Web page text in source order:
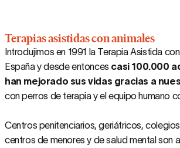
Terapias asistidas con animales
Introdujimos en 1991 la Terapia Asistida
España y desde entonces casi 100.000
han mejorado sus vidas gracias a
con perros de terapia y el equipo humano
Centros penitenciarios, geriátricos,
centros de menores y de salud mental son